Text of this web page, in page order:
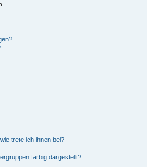
trete ich ihnen bei?
farbig dargestellt?